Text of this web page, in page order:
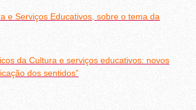
e Serviços Educativos, sobre o tema da
da Cultura e serviços educativos: novos
dos sentidos”